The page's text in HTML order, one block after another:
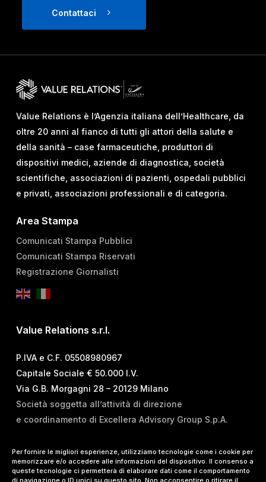
Per fornire le migliori esperienze, utilizziamo tecnologie come i cookie per
memorizzare e/o accedere alle informazioni del dispositivo. Il consenso a
queste tecnologie ci permetterà di elaborare dati come il comportamento
di navigazione o ID unici su questo sito. Non acconsentire o ritirare il
Contattaci
Value Relations è l’Agenzia italiana dell’Healthcare, da
oltre 20 anni al fianco di tutti gli attori della salute e
della sanità – case farmaceutiche, produttori di
dispositivi medici, aziende di diagnostica, società
scientifiche, associazioni di pazienti, ospedali pubblici
e privati, associazioni professionali e di categoria.
Area Stampa
Comunicati Stampa Pubblici
Comunicati Stampa Riservati
Registrazione Giornalisti
Value Relations s.r.l.
P.IVA e C.F. 05508980967
Capitale Sociale € 50.000 I.V.
Via G.B. Morgagni 28 – 20129 Milano
Società soggetta all’attività di direzione
e coordinamento di Excellera Advisory Group S.p.A.
T. +39 02 84 99 02 01
E.info@vrelations.it